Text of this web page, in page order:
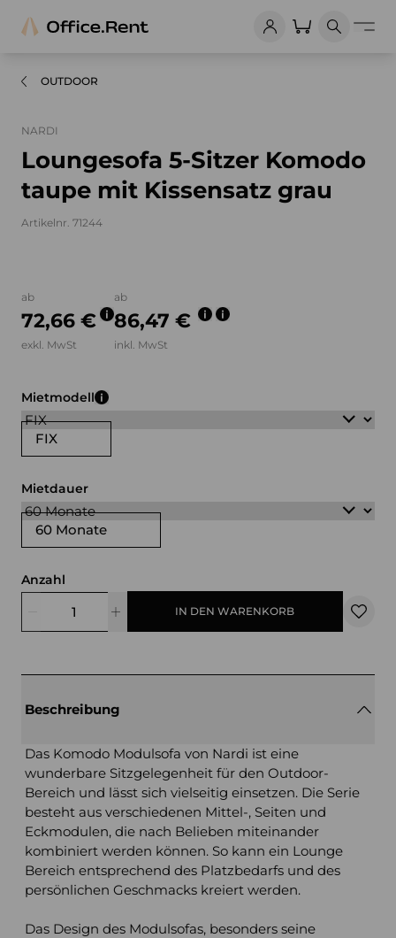
OUTDOOR
NARDI
Loungesofa 5-Sitzer Komodo
taupe mit Kissensatz grau
Artikelnr. 71244
ab
72,66 €
exkl. MwSt
ab
86,47 €
inkl. MwSt
FIX
Mietmodell
60 Monate
Mietdauer
Anzahl
IN DEN WARENKORB
Beschreibung
Das Komodo Modulsofa von Nardi ist eine
wunderbare Sitzgelegenheit für den Outdoor-
Bereich und lässt sich vielseitig einsetzen. Die Serie
besteht aus verschiedenen Mittel-, Seiten und
Eckmodulen, die nach Belieben miteinander
kombiniert werden können. So kann ein Lounge
Bereich entsprechend des Platzbedarfs und des
persönlichen Geschmacks kreiert werden.
Das Design des Modulsofas, besonders seine